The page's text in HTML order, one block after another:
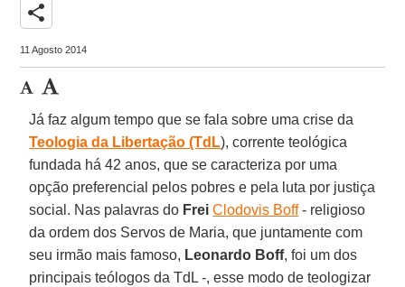
share
11 Agosto 2014
Já faz algum tempo que se fala sobre uma crise da
Teologia da Libertação (TdL), corrente teológica
fundada há 42 anos, que se caracteriza por uma
opção preferencial pelos pobres e pela luta por justiça
social. Nas palavras do FreiClodovis Boff- religioso
da ordem dos Servos de Maria, que juntamente com
seu irmão mais famoso, Leonardo Boff, foi um dos
principais teólogos da TdL -, esse modo de teologizar